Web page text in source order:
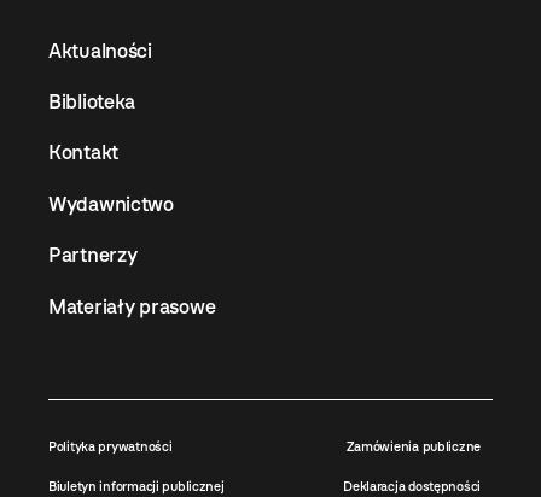
Aktualności
Biblioteka
Kontakt
Wydawnictwo
Partnerzy
Materiały prasowe
Polityka prywatności Zamówienia publiczne
Biuletyn informacji publicznej Deklaracja dostępności